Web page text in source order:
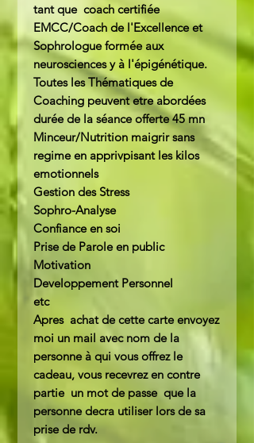
tant que coach certifiée
EMCC/Coach de l'Excellence et
Sophrologue formée aux
neurosciences y à l'épigénétique.
Toutes les Thématiques de
Coaching peuvent etre abordées
durée de la séance offerte 45 mn
Minceur/Nutrition maigrir sans
regime en apprivpisant les kilos
emotionnels
Gestion des Stress
Sophro-Analyse
Confiance en soi
Prise de Parole en public
Motivation
Developpement Personnel
etc
Apres achat de cette carte envoyez
moi un mail avec nom de la
personne à qui vous offrez le
cadeau, vous recevrez en contre
partie un mot de passe que la
personne decra utiliser lors de sa
prise de rdv.